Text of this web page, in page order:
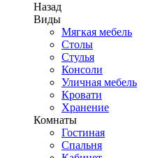
Назад
Виды
Мягкая мебель
Столы
Стулья
Консоли
Уличная мебель
Кровати
Хранение
Комнаты
Гостиная
Спальня